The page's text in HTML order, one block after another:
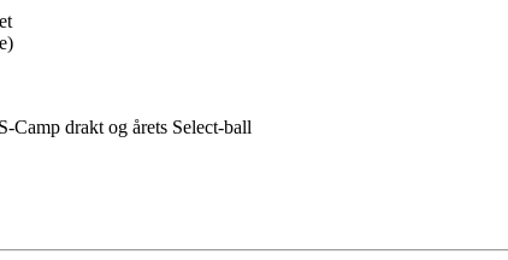
Camp drakt og årets Select-ball